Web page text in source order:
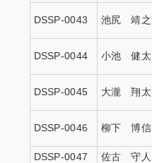
DSSP-0043 池尻 靖之
DSSP-0044 小池 健太
DSSP-0045 大瀧 翔太
DSSP-0046 柳下 博信
DSSP-0047
佐古 守人